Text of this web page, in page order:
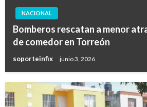
NACIONAL
Bomberos rescatan a menor
de comedor en Torreón
soporteinfix junio 3, 2026